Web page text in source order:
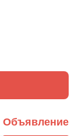
Объявление